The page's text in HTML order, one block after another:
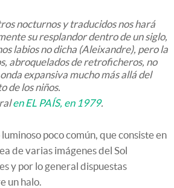
nocturnos y traducidos nos hará
su resplandor dentro de un siglo,
labios no dicha (Aleixandre), pero la
abroquelados de retroficheros, no
expansiva mucho más allá del
de los niños.
en EL PAÍS, en 1979.
poco común, que consiste en
de varias imágenes del Sol
y por lo general dispuestas
un halo.